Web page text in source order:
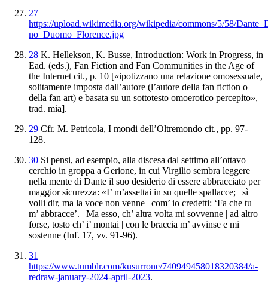
27
https://upload.wikimedia.org/wikipedia/commons/5/58/
no_Duomo_Florence.jpg
28 K. Hellekson, K. Busse, Introduction: Work in Progress, in
Ead. (eds.), Fan Fiction and Fan Communities in the Age of
the Internet cit., p. 10 [«ipotizzano una relazione omosessuale,
solitamente imposta dall’autore (l’autore della fan fiction o
della fan art) e basata su un sottotesto omoerotico percepito»,
trad. mia].
29 Cfr. M. Petricola, I mondi dell’Oltremondo cit., pp. 97-
128.
30 Si pensi, ad esempio, alla discesa dal settimo all’ottavo
cerchio in groppa a Gerione, in cui Virgilio sembra leggere
nella mente di Dante il suo desiderio di essere abbracciato per
maggior sicurezza: «I’ m’assettai in su quelle spallacce; | sì
volli dir, ma la voce non venne | com’ io credetti: ‘Fa che tu
m’ abbracce’. | Ma esso, ch’ altra volta mi sovvenne | ad altro
forse, tosto ch’ i’ montai | con le braccia m’ avvinse e mi
sostenne (Inf. 17, vv. 91-96).
31
https://www.tumblr.com/kusurrone/740949458018320384/a-
redraw-january-2024-april-2023.